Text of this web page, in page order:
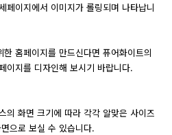
페이지에서 이미지가 롤링되며 나타납니
홈페이지를 만드신다면 퓨어화이트의
이지를 디자인해 보시기 바랍니다.
의 화면 크기에 따라 각각 알맞은 사이즈
으로 보실 수 있습니다.